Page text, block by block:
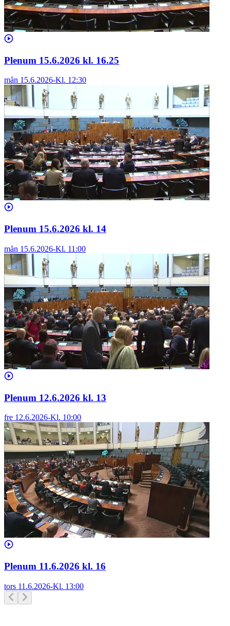
Plenum 15.6.2026 kl. 16.25
mån 15.6.2026-Kl. 12:30
Plenum 15.6.2026 kl. 14
mån 15.6.2026-Kl. 11:00
Plenum 12.6.2026 kl. 13
fre 12.6.2026-Kl. 10:00
Plenum 11.6.2026 kl. 16
tors 11.6.2026-Kl. 13:00